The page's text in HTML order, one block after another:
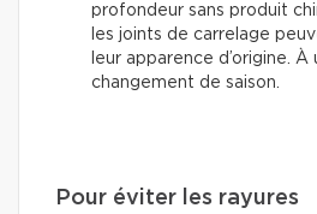
profondeur sans produit
les joints de carrelage
leur apparence d’origine.
changement de saison.
Pour éviter les rayures